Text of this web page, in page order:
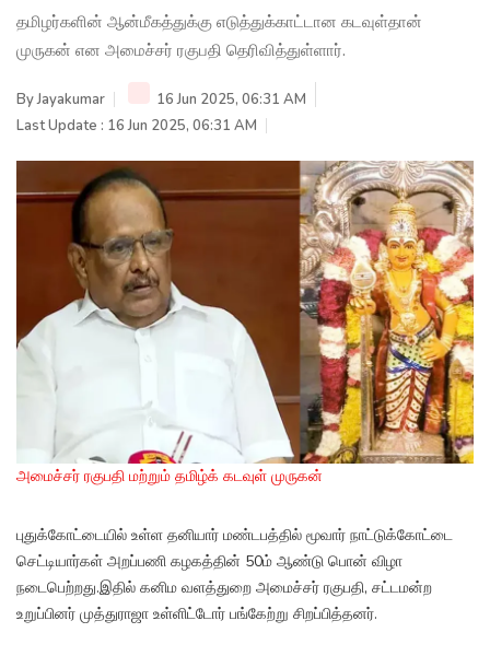
தமிழர்களின் ஆன்மீகத்துக்கு எடுத்துக்காட்டான கடவுள்தான்
முருகன் என அமைச்சர் ரகுபதி தெரிவித்துள்ளார்.
ByJayakumar
16 Jun 2025, 06:31 AM
Last Update : 16 Jun 2025, 06:31 AM
அமைச்சர் ரகுபதி மற்றும் தமிழ்க் கடவுள் முருகன்
புதுக்கோட்டையில் உள்ள தனியார் மண்டபத்தில் மூவார் நாட்டுக்கோட்டை
செட்டியார்கள் அறப்பணி கழகத்தின் 50ம் ஆண்டு பொன் விழா
நடைபெற்றது.இதில் கனிம வளத்துறை அமைச்சர் ரகுபதி, சட்டமன்ற
உறுப்பினர் முத்துராஜா உள்ளிட்டோர் பங்கேற்று சிறப்பித்தனர்.